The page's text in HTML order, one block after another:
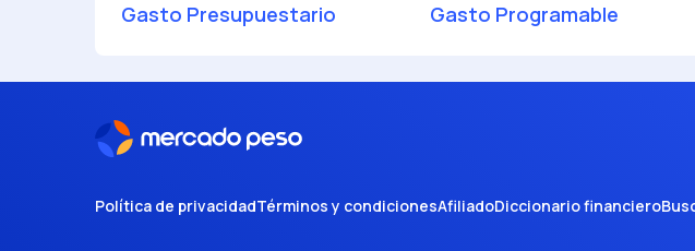
Gasto Presupuestario
Gasto Programable
Política de privacidadTérminos y condicionesAfiliadoDiccionario financiero